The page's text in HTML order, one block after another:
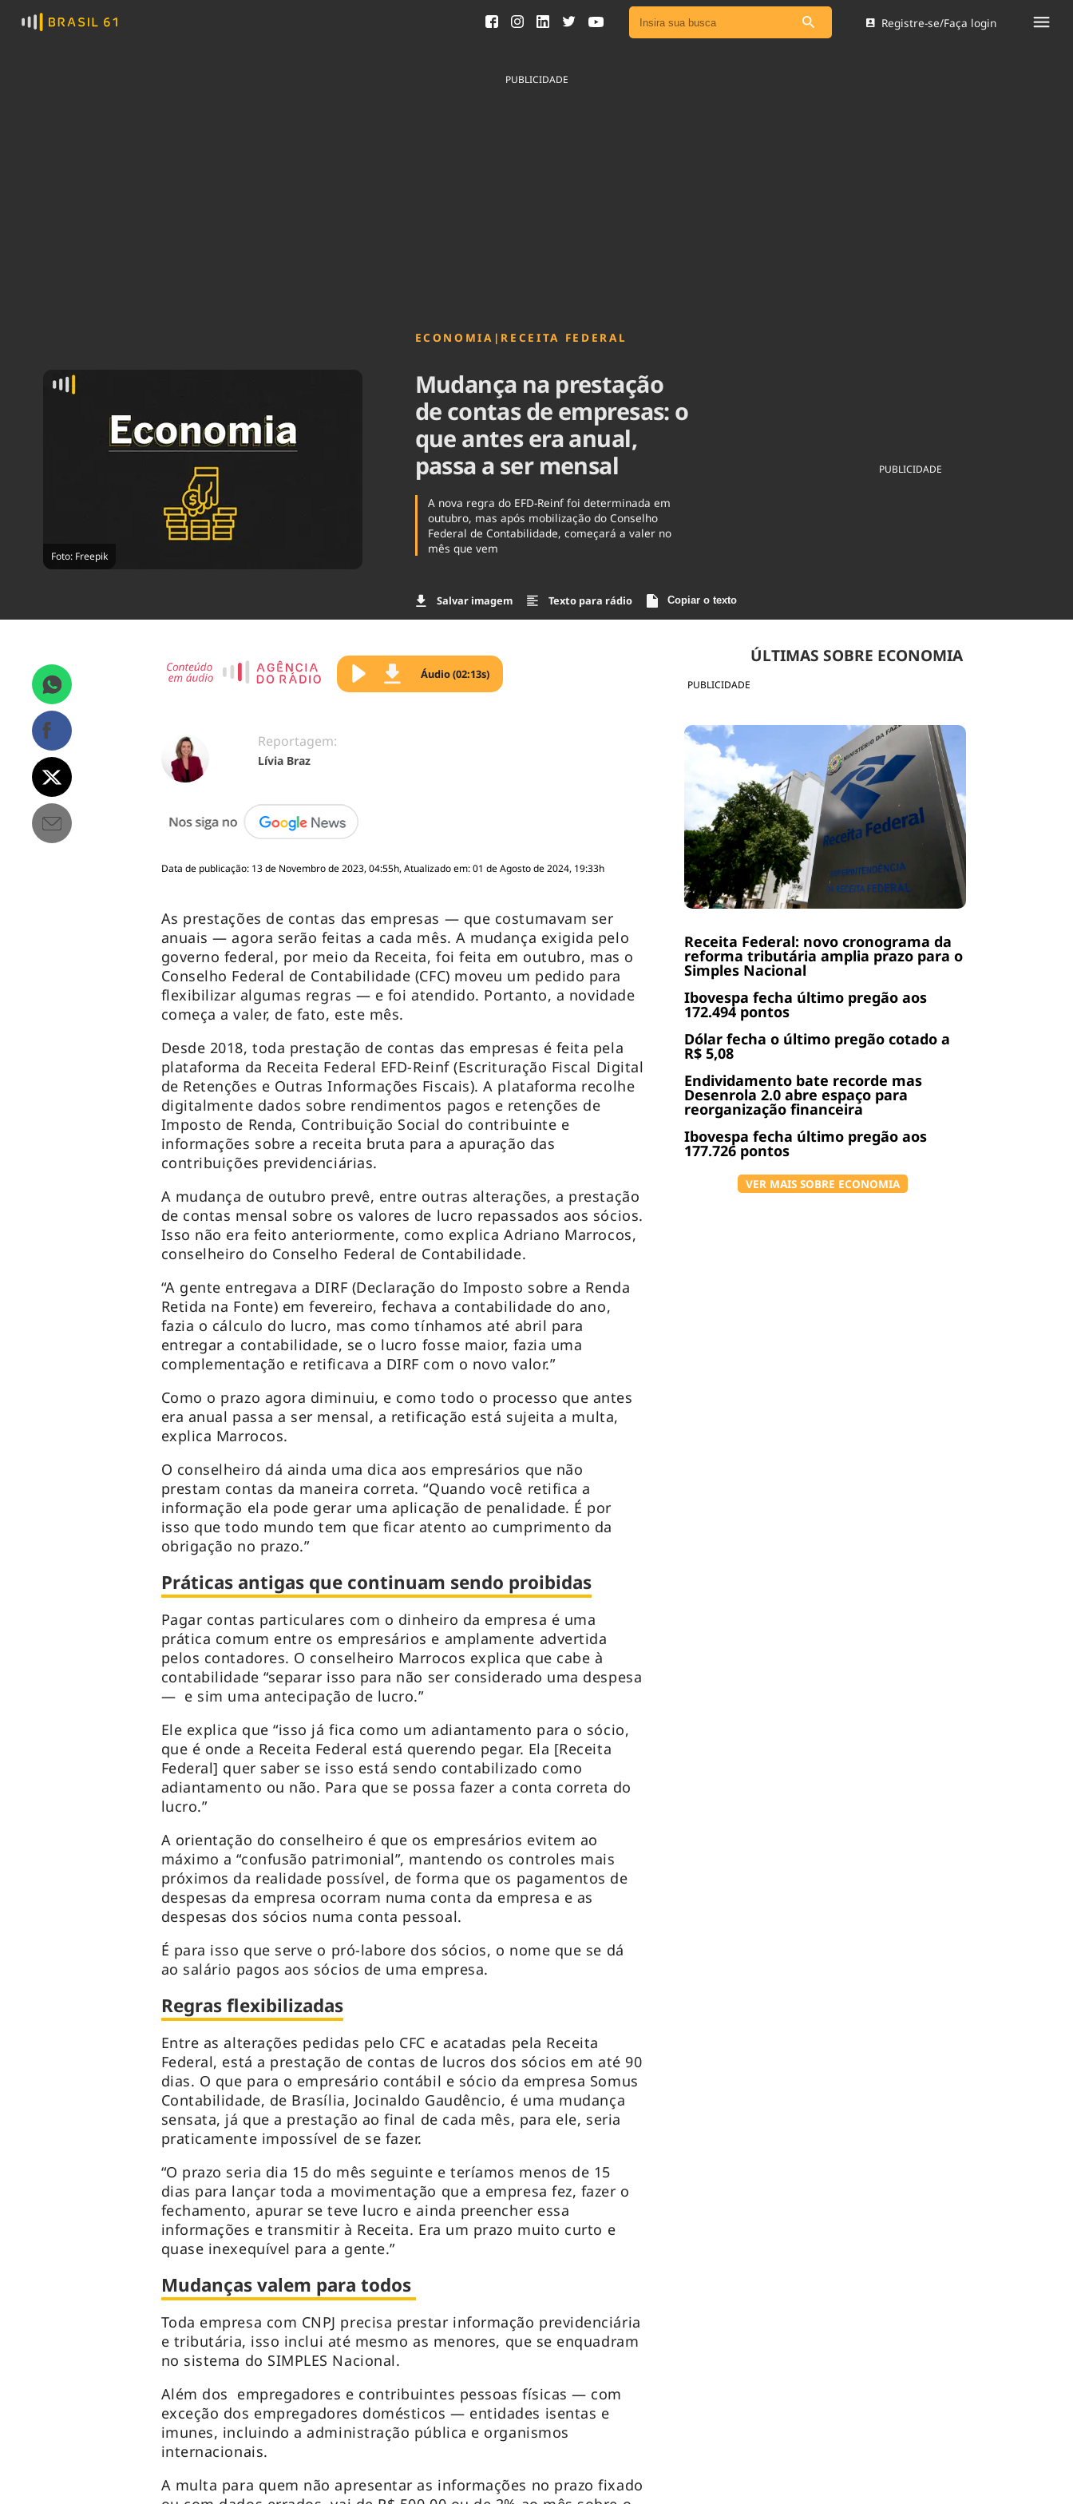
Ver todas as notícias
Brasil
Brasil Mineral
Ciência & Tecnologia
Registre-se/Faça login
PUBLICIDADE
Foto: Freepik
ECONOMIA | RECEITA FEDERAL
Mudança na prestação
de contas de empresas: o
que antes era anual,
passa a ser mensal
A nova regra do EFD-Reinf foi determinada em
outubro, mas após mobilização do Conselho
Federal de Contabilidade, começará a valer no
mês que vem
Salvar imagem Texto para rádio Copiar o texto
PUBLICIDADE
PUBLICIDADE
ÚLTIMAS SOBRE ECONOMIA
Receita Federal: novo cronograma da
reforma tributária amplia prazo para o
Simples Nacional
Ibovespa fecha último pregão aos
172.494 pontos
Dólar fecha o último pregão cotado a
R$ 5,08
Endividamento bate recorde mas
Desenrola 2.0 abre espaço para
reorganização financeira
Ibovespa fecha último pregão aos
177.726 pontos
VER MAIS SOBRE ECONOMIA
Áudio (02:13s)
Reportagem:
Lívia Braz
Data de publicação: 13 de Novembro de 2023, 04:55h, Atualizado em: 01 de Agosto de 2024, 19:33h
As prestações de contas das empresas — que costumavam ser
anuais — agora serão feitas a cada mês. A mudança exigida pelo
governo federal, por meio da Receita, foi feita em outubro, mas o
Conselho Federal de Contabilidade (CFC) moveu um pedido para
flexibilizar algumas regras — e foi atendido. Portanto, a novidade
começa a valer, de fato, este mês.
Desde 2018, toda prestação de contas das empresas é feita pela
plataforma da Receita Federal EFD-Reinf (Escrituração Fiscal Digital
de Retenções e Outras Informações Fiscais). A plataforma recolhe
digitalmente dados sobre rendimentos pagos e retenções de
Imposto de Renda, Contribuição Social do contribuinte e
informações sobre a receita bruta para a apuração das
contribuições previdenciárias.
A mudança de outubro prevê, entre outras alterações, a prestação
de contas mensal sobre os valores de lucro repassados aos sócios.
Isso não era feito anteriormente, como explica Adriano Marrocos,
conselheiro do Conselho Federal de Contabilidade.
“A gente entregava a DIRF (Declaração do Imposto sobre a Renda
Retida na Fonte) em fevereiro, fechava a contabilidade do ano,
fazia o cálculo do lucro, mas como tínhamos até abril para
entregar a contabilidade, se o lucro fosse maior, fazia uma
complementação e retificava a DIRF com o novo valor.”
Como o prazo agora diminuiu, e como todo o processo que antes
era anual passa a ser mensal, a retificação está sujeita a multa,
explica Marrocos.
O conselheiro dá ainda uma dica aos empresários que não
prestam contas da maneira correta. “Quando você retifica a
informação ela pode gerar uma aplicação de penalidade. É por
isso que todo mundo tem que ficar atento ao cumprimento da
obrigação no prazo.”
Práticas antigas que continuam sendo proibidas
Pagar contas particulares com o dinheiro da empresa é uma
prática comum entre os empresários e amplamente advertida
pelos contadores. O conselheiro Marrocos explica que cabe à
contabilidade “separar isso para não ser considerado uma despesa
— e sim uma antecipação de lucro.”
Ele explica que “isso já fica como um adiantamento para o sócio,
que é onde a Receita Federal está querendo pegar. Ela [Receita
Federal] quer saber se isso está sendo contabilizado como
adiantamento ou não. Para que se possa fazer a conta correta do
lucro.”
A orientação do conselheiro é que os empresários evitem ao
máximo a “confusão patrimonial”, mantendo os controles mais
próximos da realidade possível, de forma que os pagamentos de
despesas da empresa ocorram numa conta da empresa e as
despesas dos sócios numa conta pessoal.
É para isso que serve o pró-labore dos sócios, o nome que se dá
ao salário pagos aos sócios de uma empresa.
Regras flexibilizadas
Entre as alterações pedidas pelo CFC e acatadas pela Receita
Federal, está a prestação de contas de lucros dos sócios em até 90
dias. O que para o empresário contábil e sócio da empresa Somus
Contabilidade, de Brasília, Jocinaldo Gaudêncio, é uma mudança
sensata, já que a prestação ao final de cada mês, para ele, seria
praticamente impossível de se fazer.
“O prazo seria dia 15 do mês seguinte e teríamos menos de 15
dias para lançar toda a movimentação que a empresa fez, fazer o
fechamento, apurar se teve lucro e ainda preencher essa
informações e transmitir à Receita. Era um prazo muito curto e
quase inexequível para a gente.”
Mudanças valem para todos
Toda empresa com CNPJ precisa prestar informação previdenciária
e tributária, isso inclui até mesmo as menores, que se enquadram
no sistema do SIMPLES Nacional.
Além dos empregadores e contribuintes pessoas físicas — com
exceção dos empregadores domésticos — entidades isentas e
imunes, incluindo a administração pública e organismos
internacionais.
A multa para quem não apresentar as informações no prazo fixado